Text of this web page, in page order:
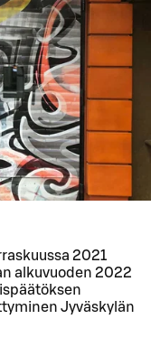
2021
alkuvuoden 2022
Jyväskylän